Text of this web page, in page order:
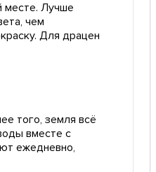
месте. Лучше
чем
Для драцен
того, земля всё
вместе с
ежедневно,